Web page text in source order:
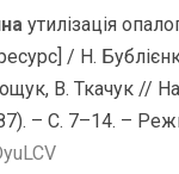
утилізація
/ Н.
В. Ткачук //
– С. 7–14. –